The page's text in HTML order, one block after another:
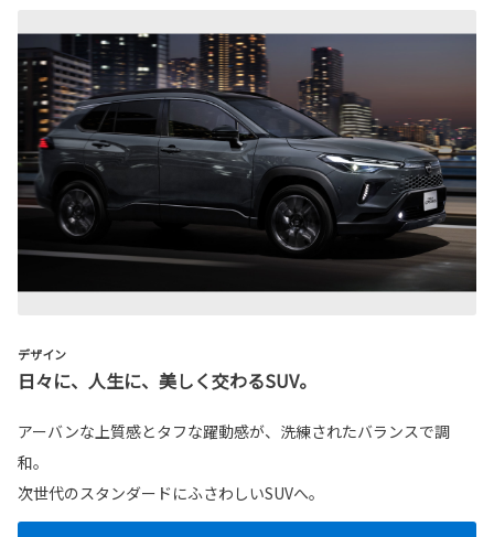
デザイン
日々に、人生に、美しく交わるSUV。
アーバンな上質感とタフな躍動感が、洗練されたバランスで調
和。
次世代のスタンダードにふさわしいSUVへ。